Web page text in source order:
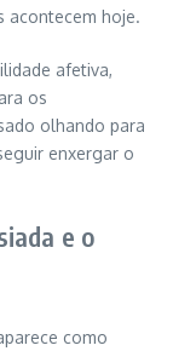
acontecem hoje.
afetiva,
os
olhando para
enxergar o
e o
como